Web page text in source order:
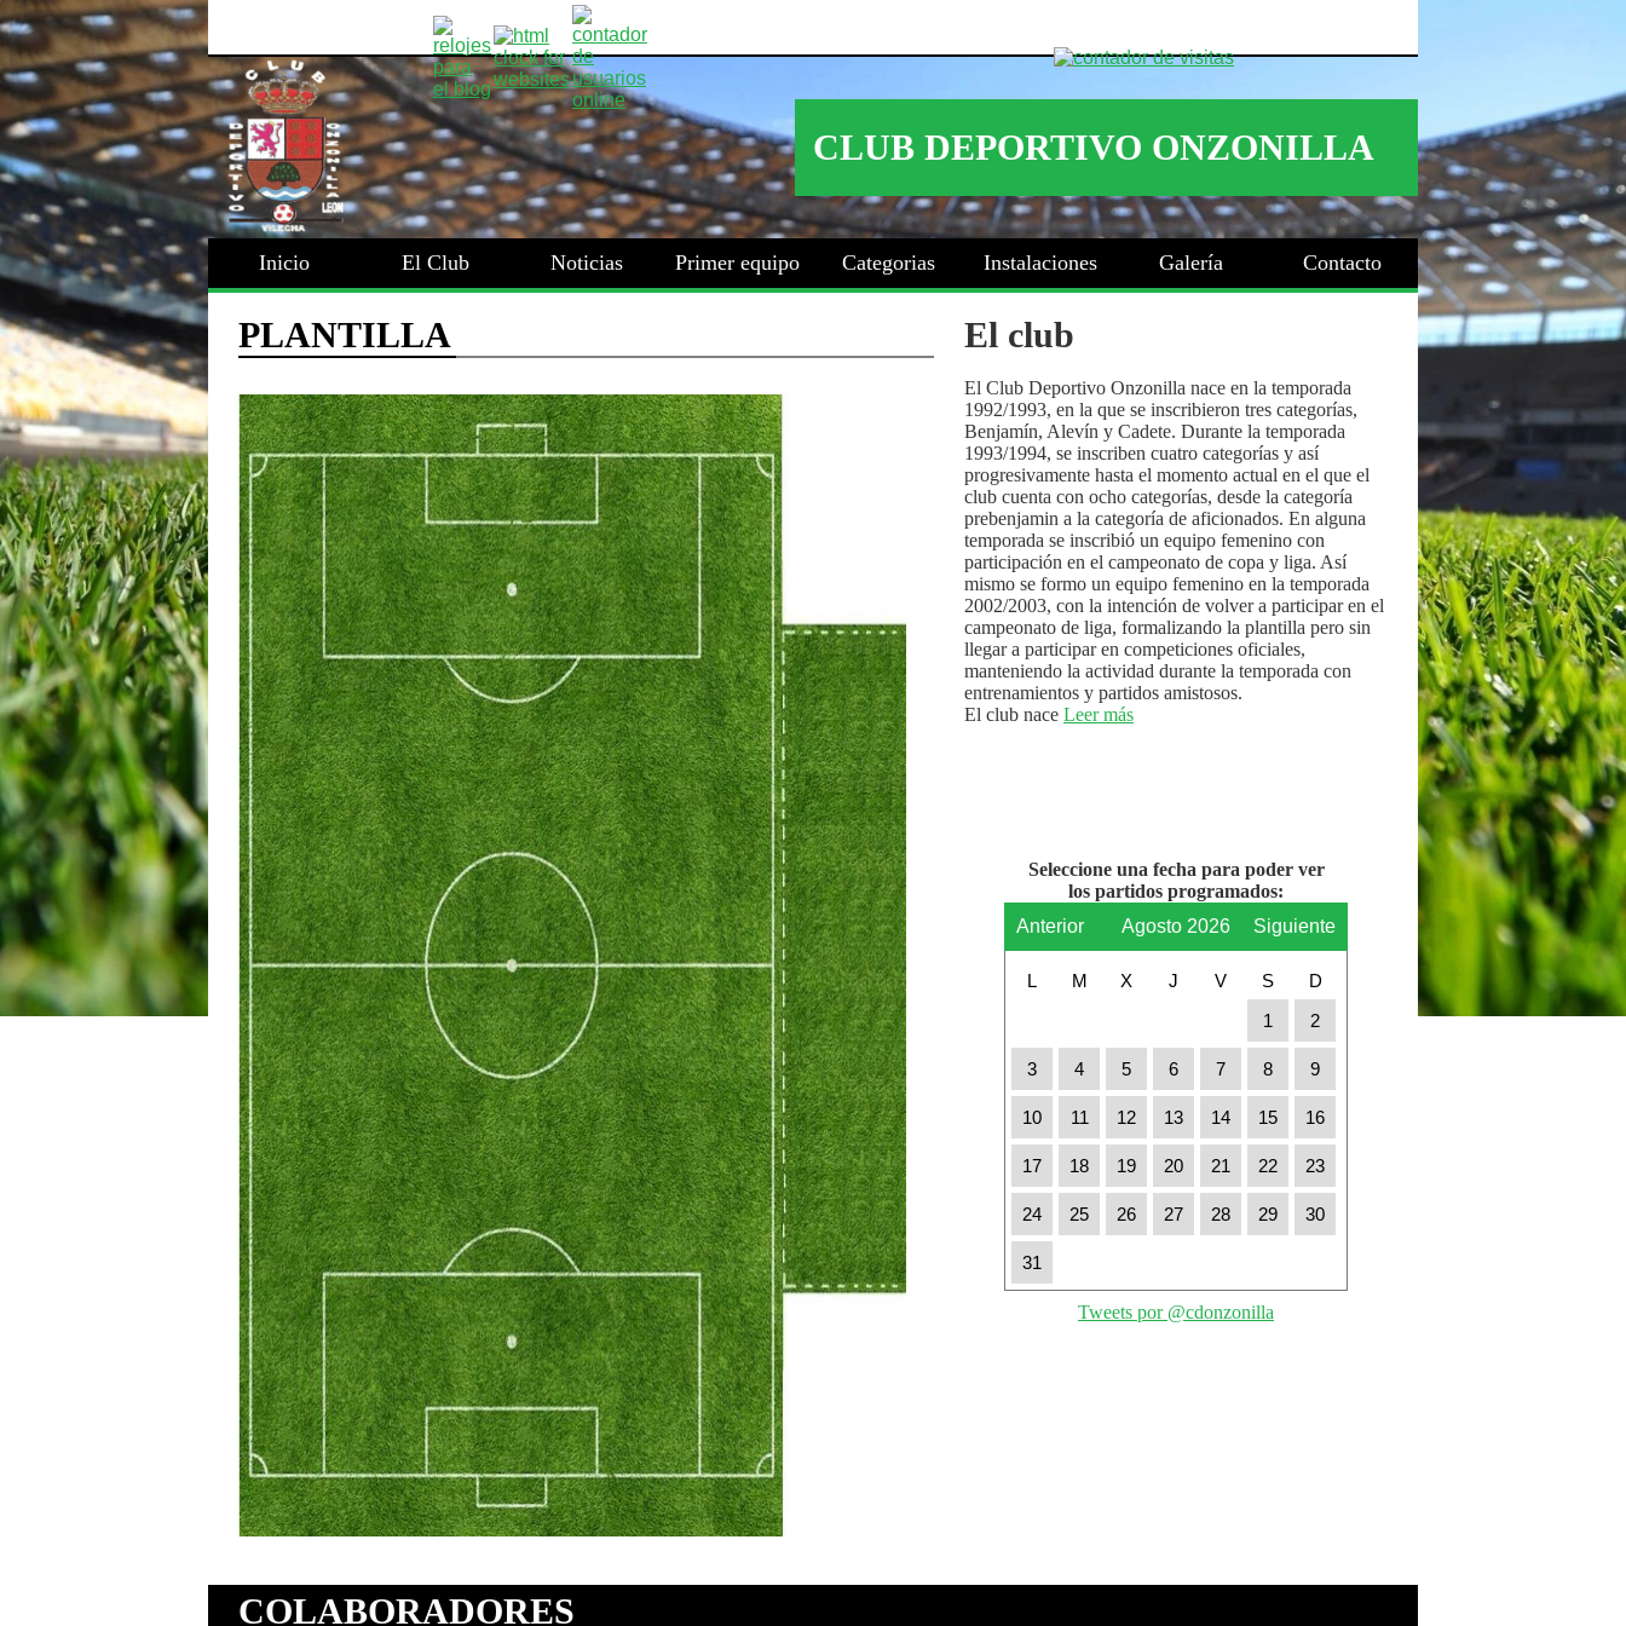
Inicio El Club Noticias Primer equipo Categorias Instalaciones Galería Contacto
El club
El Club Deportivo Onzonilla nace en la temporada
1992/1993, en la que se inscribieron tres categorías,
Benjamín, Alevín y Cadete. Durante la temporada
1993/1994, se inscriben cuatro categorías y así
progresivamente hasta el momento actual en el que el
club cuenta con ocho categorías, desde la categoría
prebenjamin a la categoría de aficionados. En alguna
temporada se inscribió un equipo femenino con
participación en el campeonato de copa y liga. Así
mismo se formo un equipo femenino en la temporada
2002/2003, con la intención de volver a participar en el
campeonato de liga, formalizando la plantilla pero sin
llegar a participar en competiciones oficiales,
manteniendo la actividad durante la temporada con
entrenamientos y partidos amistosos.
El club nace Leer más
Seleccione una fecha para poder ver
los partidos programados:
Anterior
Agosto 2026 Siguiente
L M X J V S
D
1
2
3 4 5 6 7 8 9
10 11 12 13 14 15 16
17 18 19 20 21 22 23
24 25 26 27 28 29 30
31
Tweets por @cdonzonilla